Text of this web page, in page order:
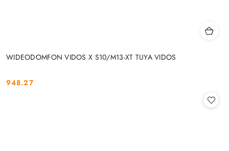
WIDEODOMFON VIDOS X S10/M13-XT TUYA VIDOS
Cena:
948.27